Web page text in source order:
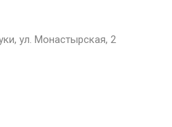
ул. Монастырская, 2